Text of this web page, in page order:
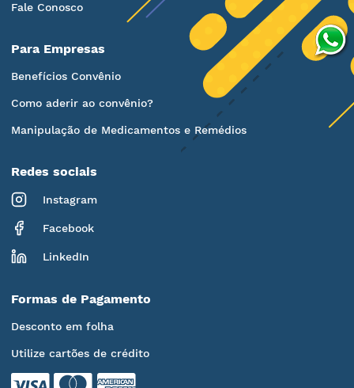
Fale Conosco
Para Empresas
Benefícios Convênio
Como aderir ao convênio?
Manipulação de Medicamentos e Remédios
Redes sociais
Instagram
Facebook
LinkedIn
Formas de Pagamento
Desconto em folha
Utilize cartões de crédito